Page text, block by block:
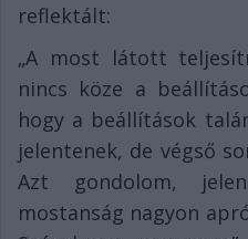
reflektált:
„A most látott
nincs köze a
hogy a beállítások
jelentenek, de végső
Azt gondolom,
mostanság nagyon